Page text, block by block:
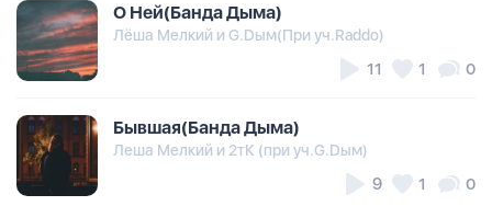
О Ней(Банда Дыма)
Лёша Мелкий и G.Dым(При уч.Raddo)
11 1 0
Бывшая(Банда Дыма)
Леша Мелкий и 2тК (при уч.G.Dым)
9 1 0